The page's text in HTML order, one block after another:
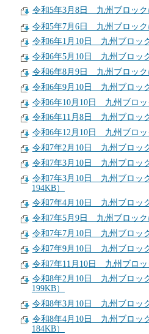
令和5年3月8日 九州ブロック
令和5年7月6日 九州ブロック
令和6年1月10日 九州ブロッ
令和6年5月10日 九州ブロッ
令和6年8月9日 九州ブロック
令和6年9月10日 九州ブロッ
令和6年10月10日 九州ブロッ
令和6年11月8日 九州ブロッ
令和6年12月10日 九州ブロッ
令和7年2月10日 九州ブロッ
令和7年3月10日 九州ブロッ
令和7年3月10日 九州ブロッ
194KB）
令和7年4月10日 九州ブロッ
令和7年5月9日 九州ブロック
令和7年7月10日 九州ブロッ
令和7年9月10日 九州ブロッ
令和7年11月10日 九州ブロッ
令和8年2月10日 九州ブロッ
199KB）
令和8年3月10日 九州ブロッ
令和8年4月10日 九州ブロッ
184KB）